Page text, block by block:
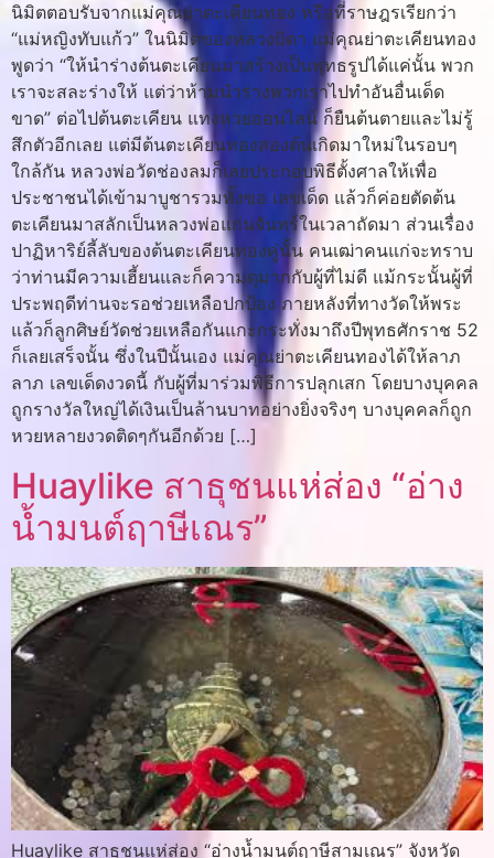
นิมิตตอบรับจากแม่คุณย่าตะเคียนทอง หรือที่ราษฎรเรียกว่า
“แม่หญิงทับแก้ว” ในนิมิตของหลวงบิดา แม่คุณย่าตะเคียนทอง
พูดว่า “ให้นำร่างต้นตะเคียนมาสร้างเป็นพุทธรูปได้แค่นั้น พวก
เราจะสละร่างให้ แต่ว่าห้ามนำร่างพวกเราไปทำอันอื่นเด็ด
ขาด” ต่อไปต้นตะเคียน แทงหวยออนไลน์ ก็ยืนต้นตายและไม่รู้
สึกตัวอีกเลย แต่มีต้นตะเคียนทองสองต้นเกิดมาใหม่ในรอบๆ
ใกล้กัน หลวงพ่อวัดช่องลมก็เลยประกอบพิธีตั้งศาลให้เพื่อ
ประชาชนได้เข้ามาบูชารวมทั้งขอ เลขเด็ด แล้วก็ค่อยตัดต้น
ตะเคียนมาสลักเป็นหลวงพ่อแก่นจันทร์ในเวลาถัดมา ส่วนเรื่อง
ปาฏิหาริย์ลี้ลับของต้นตะเคียนทองคู่นั้น คนเฒ่าคนแก่จะทราบ
ว่าท่านมีความเฮี้ยนและก็ความดุมากกับผู้ที่ไม่ดี แม้กระนั้นผู้ที่
ประพฤดีท่านจะรอช่วยเหลือปกป้อง ภายหลังที่ทางวัดให้พระ
แล้วก็ลูกศิษย์วัดช่วยเหลือกันแกะกระทั่งมาถึงปีพุทธศักราช 52
ก็เลยเสร็จนั้น ซึ่งในปีนั้นเอง แม่คุณย่าตะเคียนทองได้ให้ลาภ
ลาภ เลขเด็ดงวดนี้ กับผู้ที่มาร่วมพิธีการปลุกเสก โดยบางบุคคล
ถูกรางวัลใหญ่ได้เงินเป็นล้านบาทอย่างยิ่งจริงๆ บางบุคคลก็ถูก
หวยหลายงวดติดๆกันอีกด้วย […]
Huaylike สาธุชนแห่ส่อง “อ่าง
น้ำมนต์ฤาษีเณร”
Huaylike สาธุชนแห่ส่อง “อ่างน้ำมนต์ฤาษีสามเณร” จังหวัด